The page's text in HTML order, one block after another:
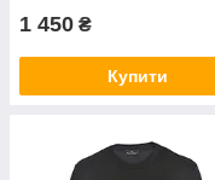
1 450 ₴
Купити